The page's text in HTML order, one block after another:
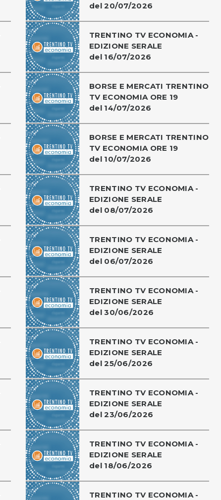
del 20/07/2026
TRENTINO TV ECONOMIA -
EDIZIONE SERALE
del 16/07/2026
BORSE E MERCATI TRENTINO
TV ECONOMIA ORE 19
del 14/07/2026
BORSE E MERCATI TRENTINO
TV ECONOMIA ORE 19
del 10/07/2026
TRENTINO TV ECONOMIA -
EDIZIONE SERALE
del 08/07/2026
TRENTINO TV ECONOMIA -
EDIZIONE SERALE
del 06/07/2026
TRENTINO TV ECONOMIA -
EDIZIONE SERALE
del 30/06/2026
TRENTINO TV ECONOMIA -
EDIZIONE SERALE
del 25/06/2026
TRENTINO TV ECONOMIA -
EDIZIONE SERALE
del 23/06/2026
TRENTINO TV ECONOMIA -
EDIZIONE SERALE
del 18/06/2026
TRENTINO TV ECONOMIA -